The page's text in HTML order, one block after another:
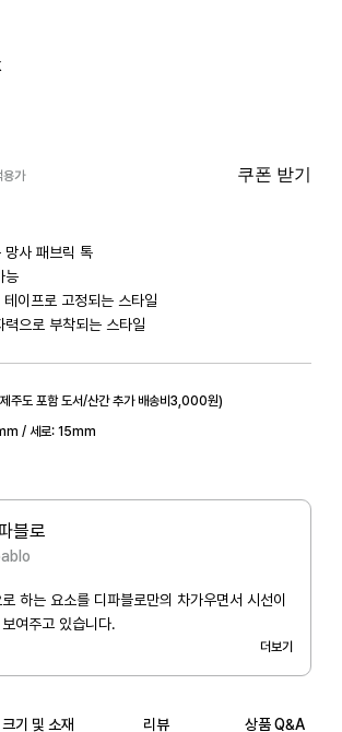
용가 쿠폰 받기
망사 패브릭 톡
능
이프로 고정되는 스타일
력으로 부착되는 스타일
제주도 포함 도서/산간 추가 배송비3,000원)
/ 세로: 15mm
블로
하는 요소를 디파블로만의 차가우면서 시선이
여주고 있습니다.
더보기
크기 및 소재 리뷰 상품 Q&A